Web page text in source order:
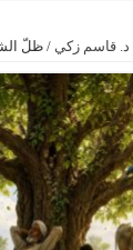
د. قاسم زكي / ظلّ